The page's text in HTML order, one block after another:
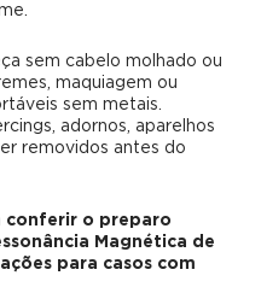
sem cabelo molhado ou
maquiagem ou
sem metais.
adornos, aparelhos
removidos antes do
conferir o preparo
Magnética de
para casos com